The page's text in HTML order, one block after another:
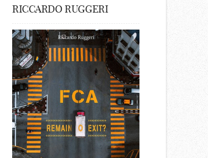
RICCARDO RUGGERI